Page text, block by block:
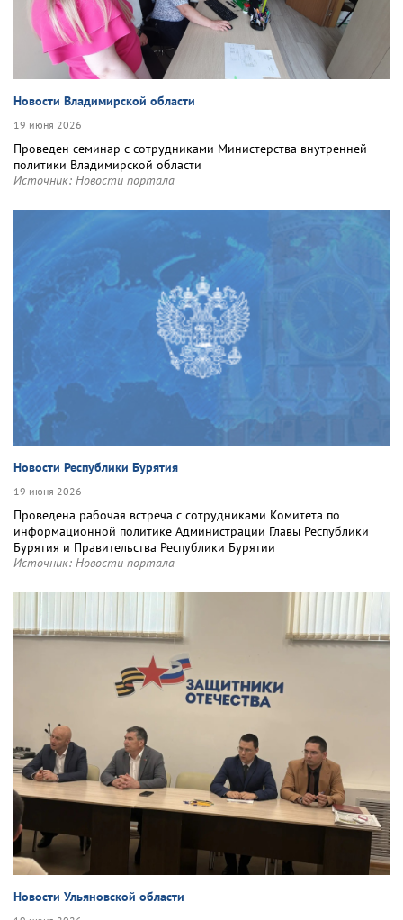
Новости Владимирской области
19 июня 2026
Проведен семинар с сотрудниками Министерства внутренней
политики Владимирской области
Источник: Новости портала
Новости Республики Бурятия
19 июня 2026
Проведена рабочая встреча с сотрудниками Комитета по
информационной политике Администрации Главы Республики
Бурятия и Правительства Республики Бурятии
Источник: Новости портала
Новости Ульяновской области